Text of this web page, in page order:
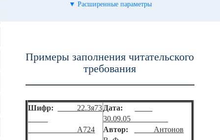
▼ Расширенные параметры
Примеры заполнения читательского
требования
Шифр: 22.3я73
А724
Дата:
30.09.05
Автор:
Антонов